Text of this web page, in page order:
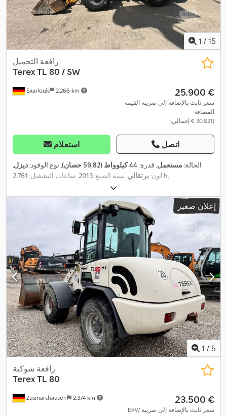
1 / 15
Saarlouis 2.266 km
رافعة التحميل
TerexTL 80 / SW
‏25.900 €
سعر ثابت بالإضافة إلى ضريبة القيمة
المضافة
(‏30.821 € إجمالي)
استعلام اتصل
الحالة: مستعمل, قدرة: 44 كيلوواط (59,82 حصان) , نوع الوقود:ديزل,
لون:برتقالي, سنة الصنع:2013, ساعات التشغيل: 2.761 h,
إعلان صغير
1 / 5
Zusmarshausen 2.374 km
رافعة شوكية
TerexTL 80
‏23.500 €
EXW سعر ثابت بالإضافة إلى ضريبة